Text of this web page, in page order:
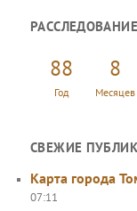
с
88
Год
8
Месяцев
СВЕЖИЕ
Карта города
07:11